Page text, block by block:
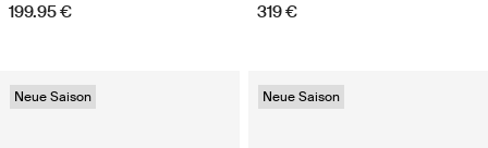
199.95 € 319 €
Neue Saison Neue Saison